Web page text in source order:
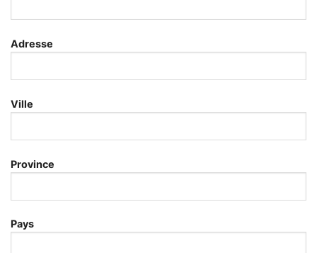
Adresse
Ville
Province
Pays